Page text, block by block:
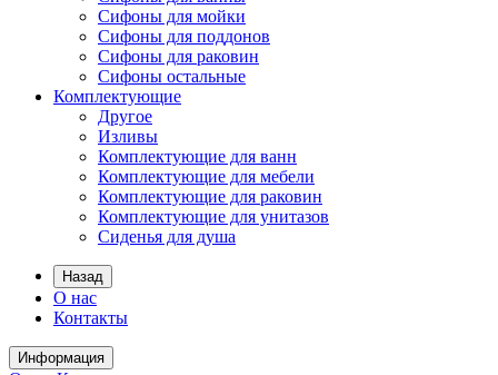
Сифоны для мойки
Сифоны для поддонов
Сифоны для раковин
Сифоны остальные
Комплектующие
Другое
Изливы
Комплектующие для ванн
Комплектующие для мебели
Комплектующие для раковин
Комплектующие для унитазов
Сиденья для душа
Назад
О нас
Контакты
Информация